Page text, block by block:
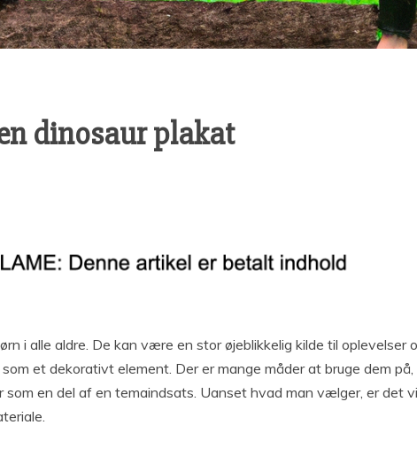
dinosaur plakat
i alle aldre. De kan være en stor øjeblikkelig kilde til oplevelser
et dekorativt element. Der er mange måder at bruge dem på,
en del af en temaindsats. Uanset hvad man vælger, er det